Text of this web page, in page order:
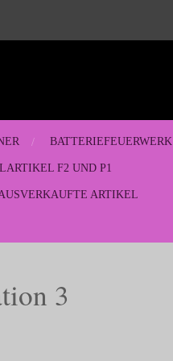
BATTERIEFEUERWERK
F2 UND P1
ARTIKEL
3